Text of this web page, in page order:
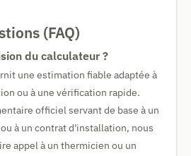
(FAQ)
du calculateur ?
une estimation fiable adaptée à
ou à une vérification rapide.
officiel servant de base à un
à un contrat d'installation, nous
appel à un thermicien ou un